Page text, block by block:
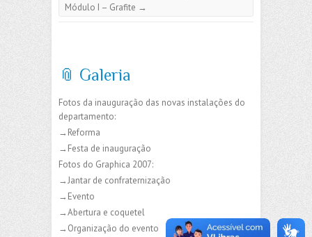
Módulo I – Grafite →
📎 Galeria
Fotos da inauguração das novas instalações do
departamento:
→Reforma
→Festa de inauguração
Fotos do Graphica 2007:
→Jantar de confraternização
→Evento
→Abertura e coquetel
→Organização do evento